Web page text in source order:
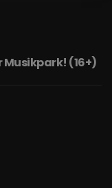
Musikpark! (16+)